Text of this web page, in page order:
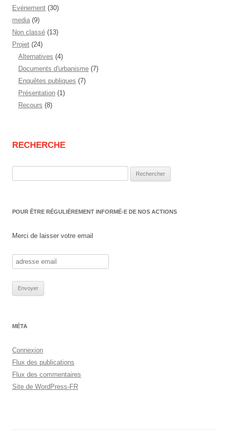
Evénement (30)
media (9)
Non classé (13)
Projet (24)
Alternatives (4)
Documents d'urbanisme (7)
Enquêtes publiques (7)
Présentation (1)
Recours (8)
RECHERCHE
POUR ÊTRE RÉGULIÈREMENT INFORMÉ-E DE NOS ACTIONS
Merci de laisser votre email
MÉTA
Connexion
Flux des publications
Flux des commentaires
Site de WordPress-FR